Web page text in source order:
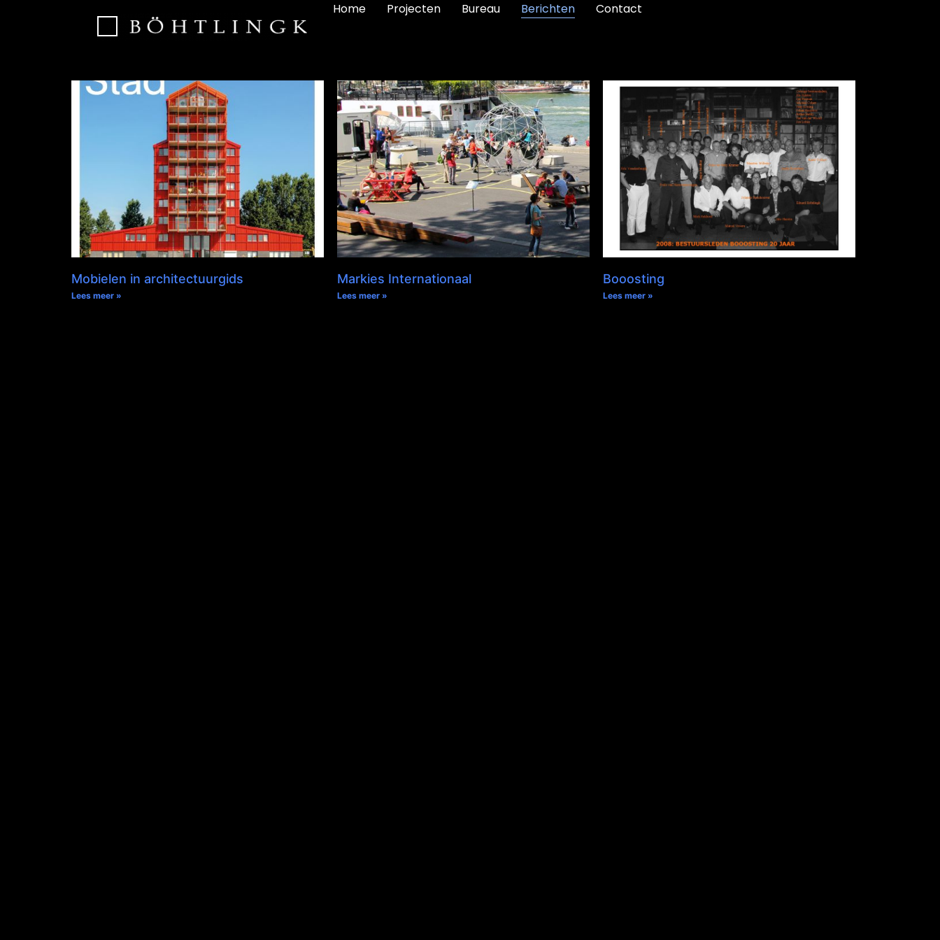
Home Projecten Bureau Berichten Contact
Mobielen in architectuurgids
Lees meer »
Markies Internationaal
Lees meer »
Booosting
Lees meer »